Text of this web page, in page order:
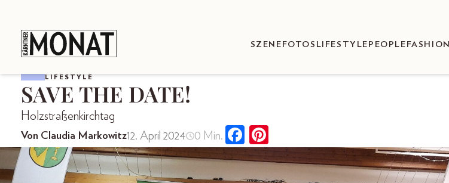
SZENEFOTOS LIFESTYLE PEOPLE FASHION
LIFESTYLE
SAVE THE DATE!
Holzstraßenkirchtag
Von Claudia Markowitz12. April 2024 0 Min.